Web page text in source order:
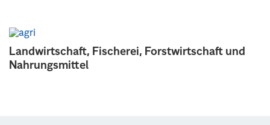
Landwirtschaft, Fischerei, Forstwirtschaft und
Nahrungsmittel